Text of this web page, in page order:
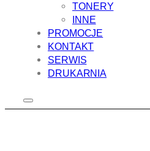
TONERY
INNE
PROMOCJE
KONTAKT
SERWIS
DRUKARNIA